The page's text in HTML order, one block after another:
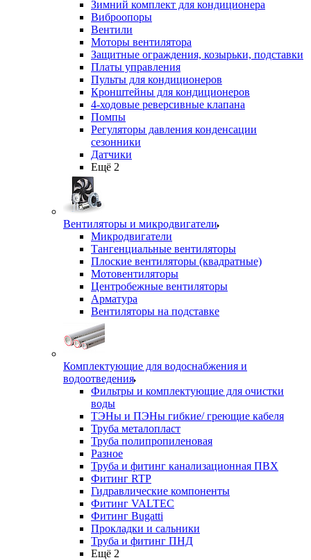
Зимний комплект для кондиционера
Виброопоры
Вентили
Моторы вентилятора
Защитные ограждения, козырьки, подставки
Платы управления
Пульты для кондиционеров
Кронштейны для кондиционеров
4-ходовые реверсивные клапана
Помпы
Регуляторы давления конденсации
сезонники
Датчики
Ещё 2
Вентиляторы и микродвигатели
Микродвигатели
Тангенциальные вентиляторы
Плоские вентиляторы (квадратные)
Мотовентиляторы
Центробежные вентиляторы
Арматура
Вентиляторы на подставке
Комплектующие для водоснабжения и
водоотведения
Фильтры и комплектующие для очистки
воды
ТЭНы и ПЭНы гибкие/ греющие кабеля
Труба металопласт
Труба полипропиленовая
Разное
Труба и фитинг канализационная ПВХ
Фитинг RTP
Гидравлические компоненты
Фитинг VALTEC
Фитинг Bugatti
Прокладки и сальники
Труба и фитинг ПНД
Ещё 2